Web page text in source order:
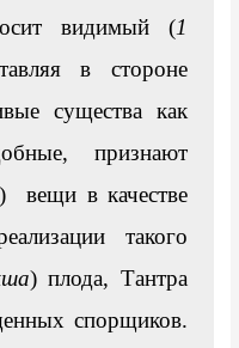
видимый (1
в стороне
существа как
признают
)  вещи в качестве
такого
) плода, Тантра
спорщиков.